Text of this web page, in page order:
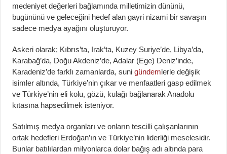
medeniyet değerleri bağlamında milletimizin dününü,
bugününü ve geleceğini hedef alan gayri nizami bir savaşın
sadece medya ayağını oluşturuyor.
Askeri olarak; Kıbrıs’ta, Irak’ta, Kuzey Suriye’de, Libya’da,
Karabağ’da, Doğu Akdeniz’de, Adalar (Ege) Deniz’inde,
Karadeniz’de farklı zamanlarda, sunigündemlerle değişik
isimler altında, Türkiye’nin çıkar ve menfaatleri gasp edilmek
ve Türkiye’nin eli kolu, gözü, kulağı bağlanarak Anadolu
kıtasına hapsedilmek isteniyor.
Satılmış medya organları ve onların tescilli çalışanlarının
ortak hedefleri Erdoğan’ın ve Türkiye’nin liderliği meselesidir.
Bunlar batılılardan milyonlarca dolar bağış adı altında para